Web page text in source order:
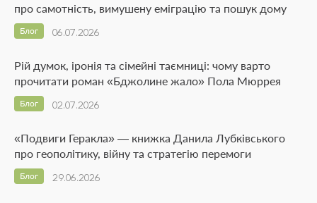
про самотність, вимушену еміграцію та пошук дому
06.07.2026
Блог
Рій думок, іронія та сімейні таємниці: чому варто
прочитати роман «Бджолине жало» Пола Мюррея
02.07.2026
Блог
«Подвиги Геракла» — книжка Данила Лубківського
про геополітику, війну та стратегію перемоги
29.06.2026
Блог